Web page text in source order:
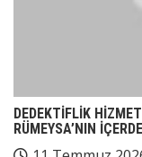
DEDEKTİFLİK
RÜMEYSA’NIN